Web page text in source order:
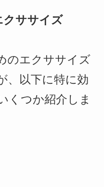
クササイズ
のエクササイズ
、以下に特に効
くつか紹介しま